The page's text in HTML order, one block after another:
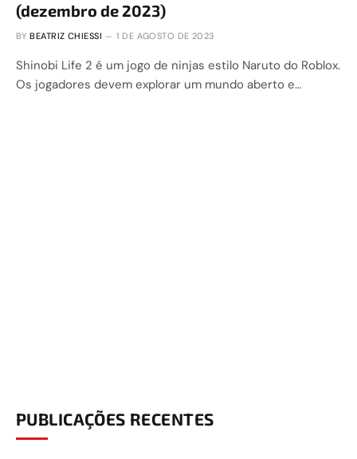
(dezembro de 2023)
BY BEATRIZ CHIESSI 1 DE AGOSTO DE 2023
Shinobi Life 2 é um jogo de ninjas estilo Naruto do Roblox.
Os jogadores devem explorar um mundo aberto e…
PUBLICAÇÕES RECENTES